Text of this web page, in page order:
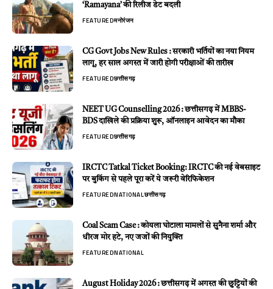
‘Ramayana’ की रिलीज डेट बदली
FEATUREDमनोरंजन
CG Govt Jobs New Rules : सरकारी भर्तियों का नया नियम
लागू, हर साल अगस्त में जारी होगी परीक्षाओं की तारीख
FEATUREDछत्तीसगढ़
NEET UG Counselling 2026 : छत्तीसगढ़ में MBBS-
BDS दाखिले की प्रक्रिया शुरू, ऑनलाइन आवेदन का मौका
FEATUREDछत्तीसगढ़
IRCTC Tatkal Ticket Booking: IRCTC की नई वेबसाइट
पर बुकिंग से पहले पूरा करें ये जरूरी वेरिफिकेशन
FEATUREDNATIONALछत्तीसगढ़
Coal Scam Case : कोयला घोटाला मामलों से सुनैना शर्मा और
धीरज मोर हटे, नए जजों की नियुक्ति
FEATUREDNATIONAL
August Holiday 2026 : छत्तीसगढ़ में अगस्त की छुट्टियों की